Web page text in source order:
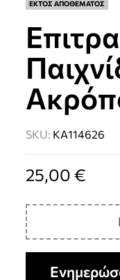
ΕΚΤΟΣ ΑΠΟΘΕΜΑΤΟΣ
SKU: KA114626
25,00€